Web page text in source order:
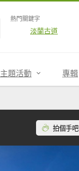
熱門關鍵字
淡蘭古道
主題活動 專輯
拍個手吧